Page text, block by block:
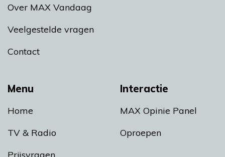
Menu
Home
TV & Radio
Interactie
MAX Opinie Panel
Oproepen
Over MAX Vandaag
Veelgestelde vragen
Contact